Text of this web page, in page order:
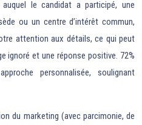
le candidat a participé, une
ou un centre d’intérêt commun,
attention aux détails, ce qui peut
ignoré et une réponse positive. 72%
personnalisée, soulignant
du marketing (avec parcimonie, de